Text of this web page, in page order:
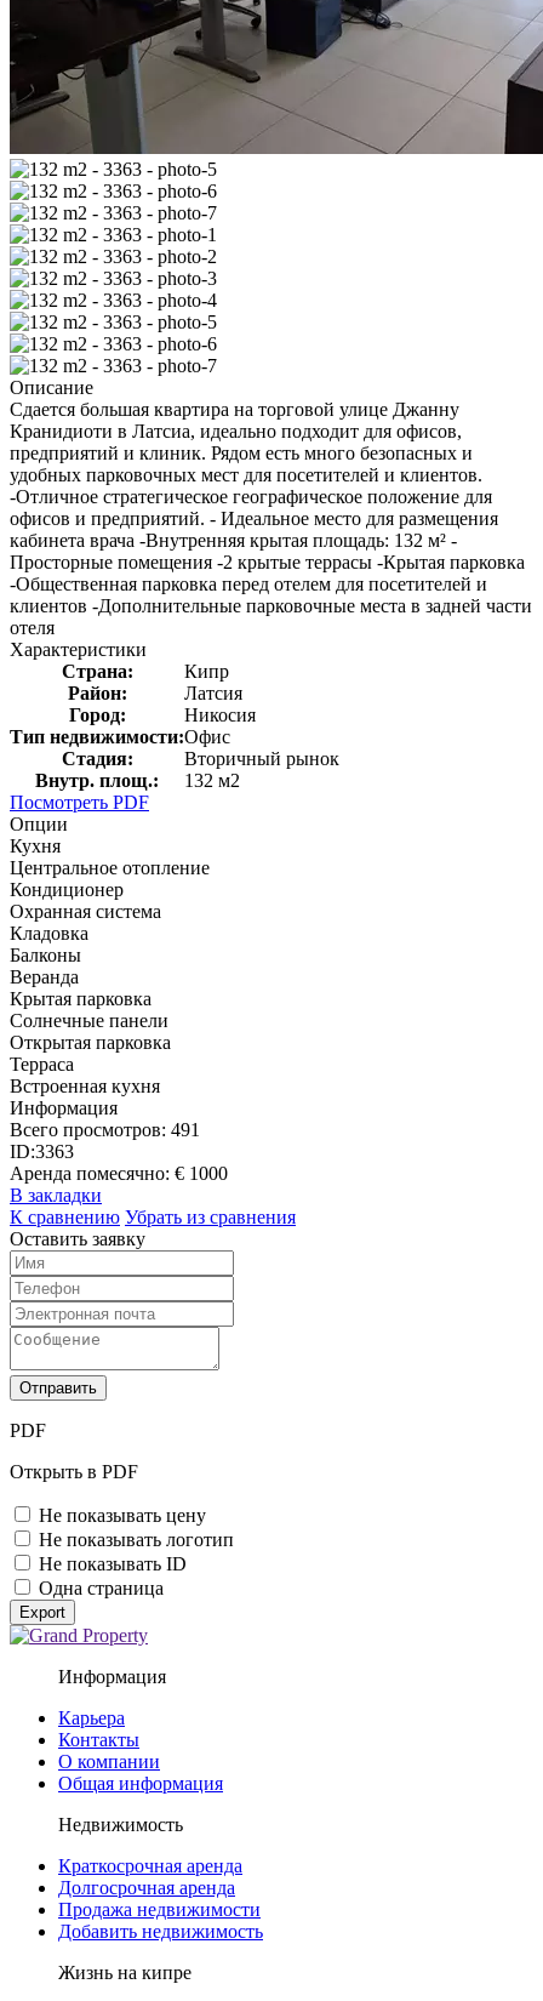
Описание
Сдается большая квартира на торговой улице Джанну
Кранидиоти в Латсиа, идеально подходит для офисов,
предприятий и клиник. Рядом есть много безопасных и
удобных парковочных мест для посетителей и клиентов.
-Отличное стратегическое географическое положение для
офисов и предприятий. - Идеальное место для размещения
кабинета врача -Внутренняя крытая площадь: 132 м² -
Просторные помещения -2 крытые террасы -Крытая парковка
-Общественная парковка перед отелем для посетителей и
клиентов -Дополнительные парковочные места в задней части
отеля
Характеристики
Страна:
Кипр
Район:
Латсия
Город:
Никосия
Тип недвижимости:Офис
Стадия:
Вторичный рынок
Внутр. площ.:
132 м2
Посмотреть PDF
Опции
Кухня
Центральное отопление
Кондиционер
Охранная система
Кладовка
Балконы
Веранда
Крытая парковка
Солнечные панели
Открытая парковка
Терраса
Встроенная кухня
Информация
Всего просмотров: 491
ID:3363
Аренда помесячно: € 1000
В закладки
К сравнению Убрать из сравнения
Оставить заявку
Отправить
PDF
Открыть в PDF
Не показывать цену
Не показывать логотип
Не показывать ID
Одна страница
Export
Информация
Карьера
Контакты
О компании
Общая информация
Недвижимость
Краткосрочная аренда
Долгосрочная аренда
Продажа недвижимости
Добавить недвижимость
Жизнь на кипре